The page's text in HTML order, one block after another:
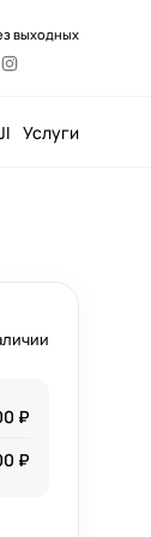
выходных
Услуги
₽
₽